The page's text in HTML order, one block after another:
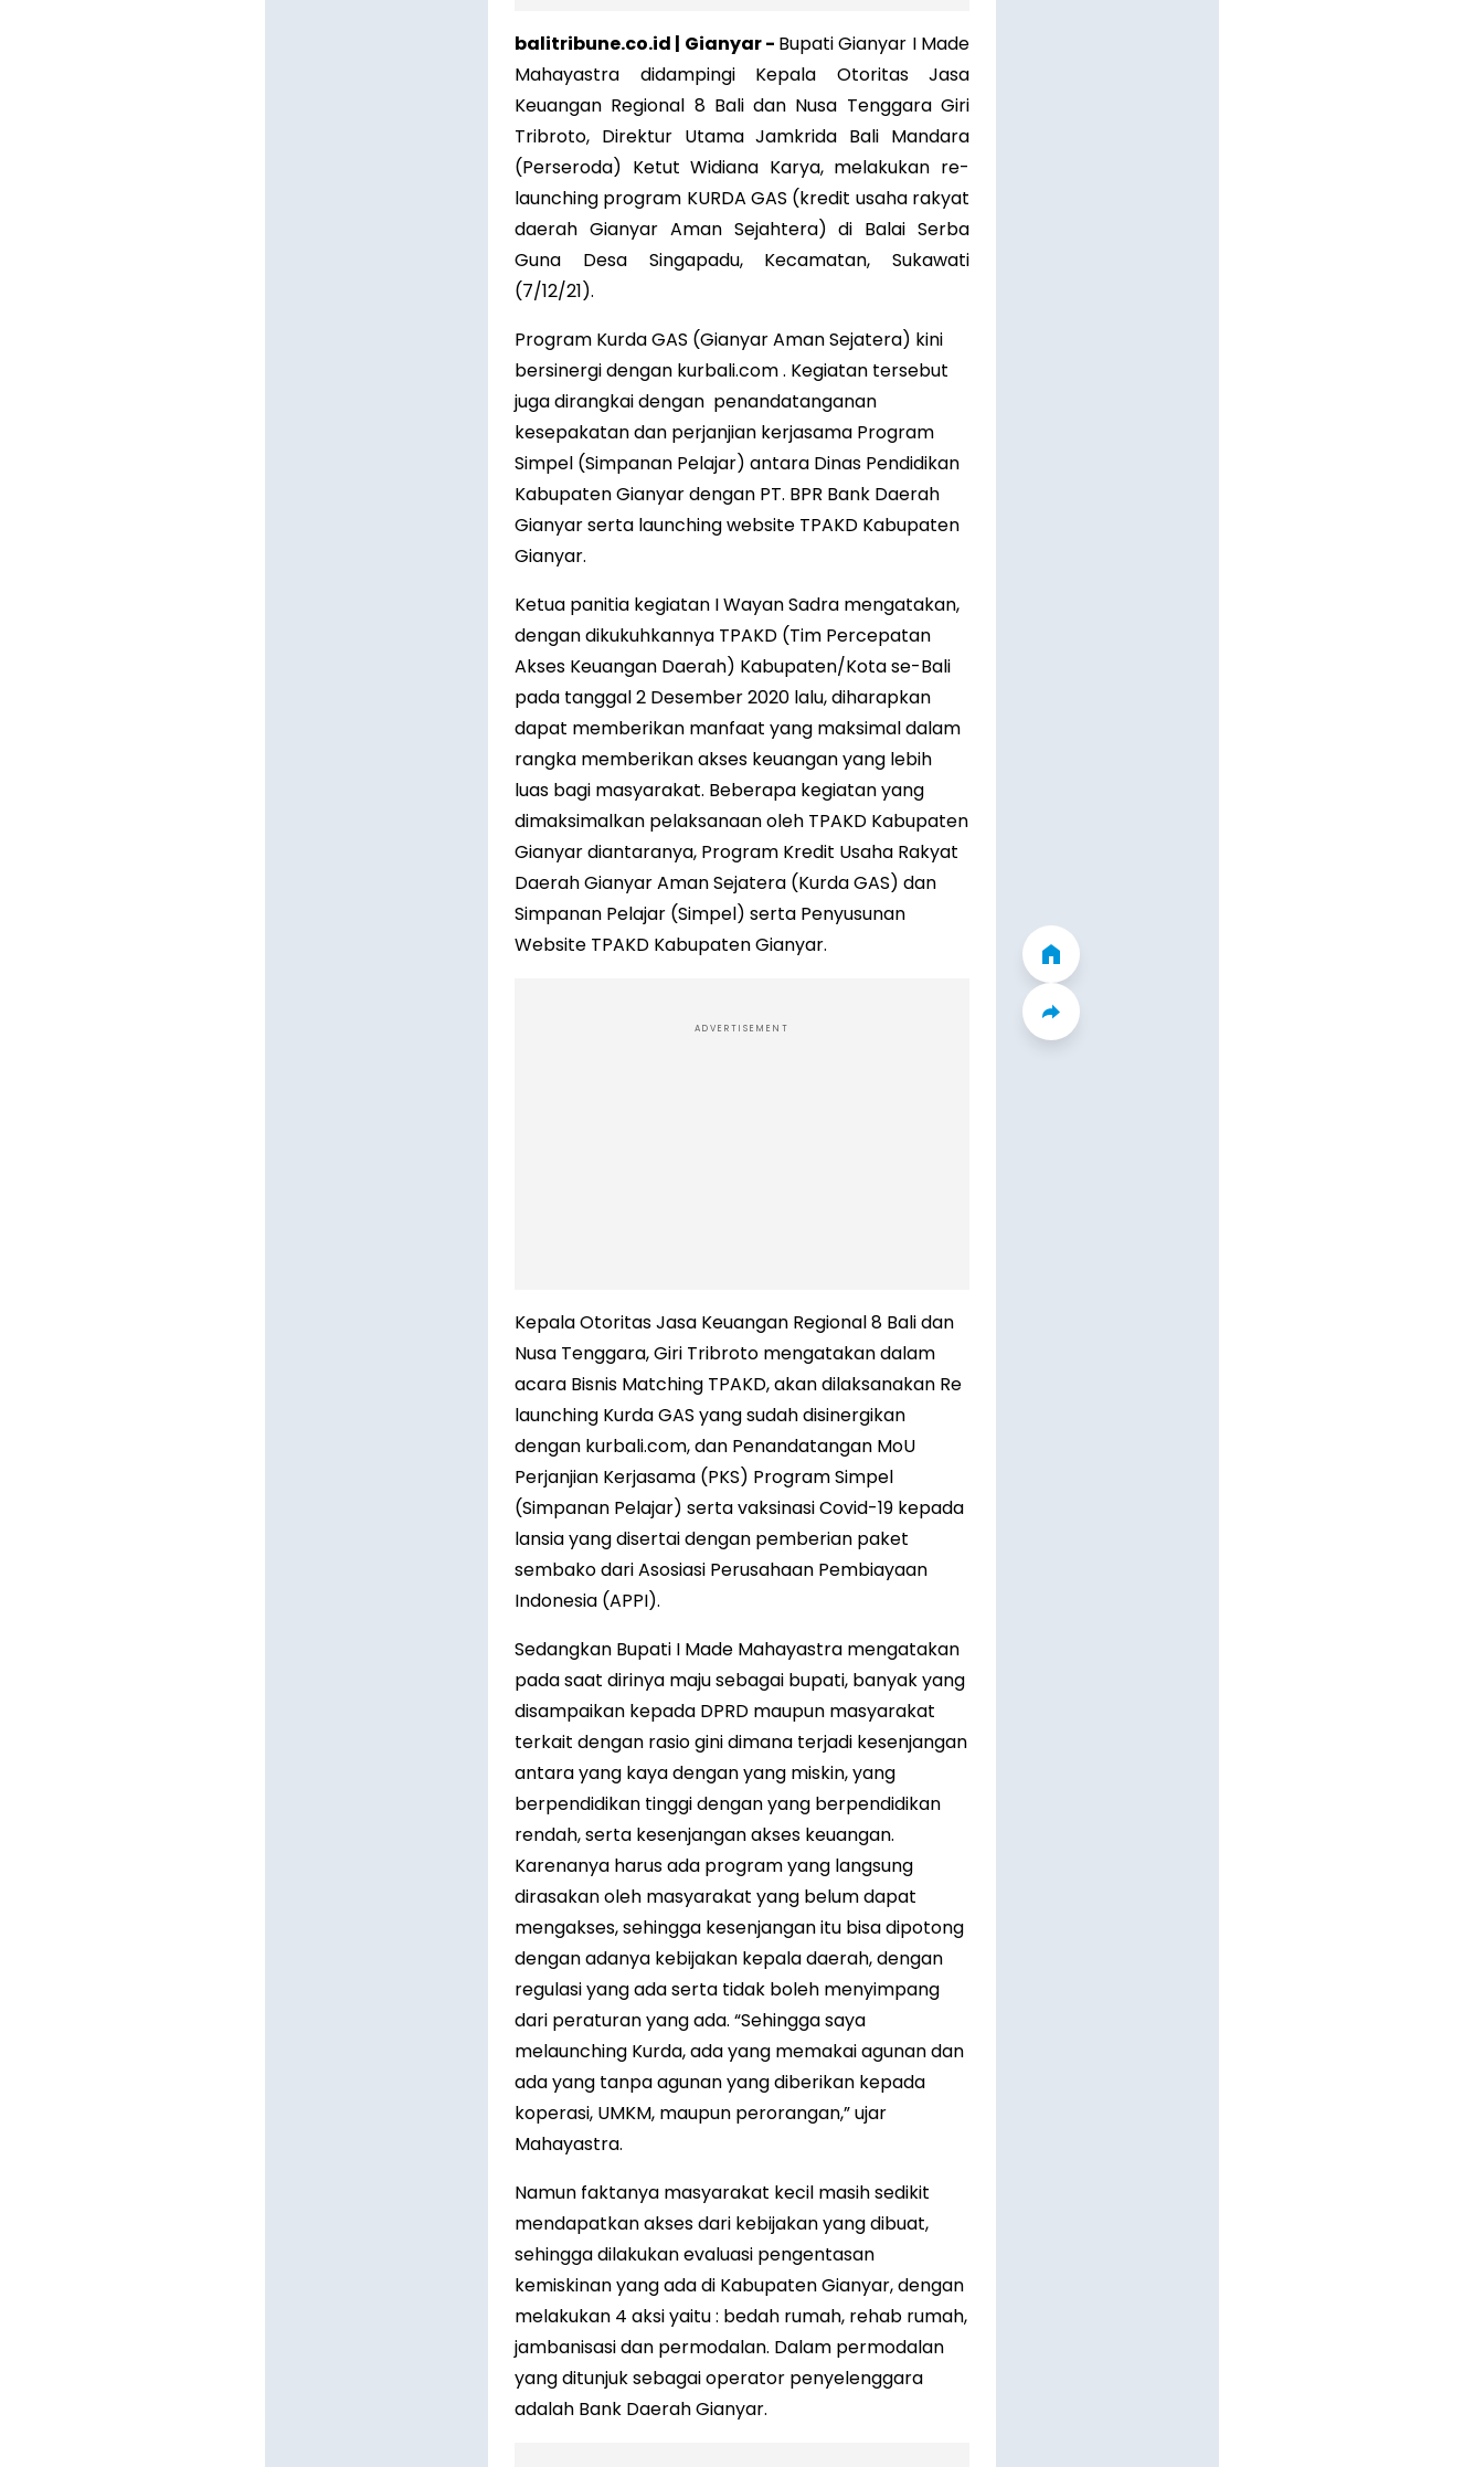
balitribune.co.id | Gianyar- Bupati Gianyar I Made
Mahayastra didampingi Kepala Otoritas Jasa
Keuangan Regional 8 Bali dan Nusa Tenggara Giri
Tribroto, Direktur Utama Jamkrida Bali Mandara
(Perseroda) Ketut Widiana Karya, melakukan re-
launching program KURDA GAS (kredit usaha rakyat
daerah Gianyar Aman Sejahtera) di Balai Serba
Guna Desa Singapadu, Kecamatan, Sukawati
(7/12/21).
Program Kurda GAS (Gianyar Aman Sejatera) kini
bersinergi dengan kurbali.com . Kegiatan tersebut
juga dirangkai dengan penandatanganan
kesepakatan dan perjanjian kerjasama Program
Simpel (Simpanan Pelajar) antara Dinas Pendidikan
Kabupaten Gianyar dengan PT. BPR Bank Daerah
Gianyar serta launching website TPAKD Kabupaten
Gianyar.
Ketua panitia kegiatan I Wayan Sadra mengatakan,
dengan dikukuhkannya TPAKD (Tim Percepatan
Akses Keuangan Daerah) Kabupaten/Kota se-Bali
pada tanggal 2 Desember 2020 lalu, diharapkan
dapat memberikan manfaat yang maksimal dalam
rangka memberikan akses keuangan yang lebih
luas bagi masyarakat. Beberapa kegiatan yang
dimaksimalkan pelaksanaan oleh TPAKD Kabupaten
Gianyar diantaranya, Program Kredit Usaha Rakyat
Daerah Gianyar Aman Sejatera (Kurda GAS) dan
Simpanan Pelajar (Simpel) serta Penyusunan
Website TPAKD Kabupaten Gianyar.
ADVERTISEMENT
Kepala Otoritas Jasa Keuangan Regional 8 Bali dan
Nusa Tenggara, Giri Tribroto mengatakan dalam
acara Bisnis Matching TPAKD, akan dilaksanakan Re
launching Kurda GAS yang sudah disinergikan
dengan kurbali.com, dan Penandatangan MoU
Perjanjian Kerjasama (PKS) Program Simpel
(Simpanan Pelajar) serta vaksinasi Covid-19 kepada
lansia yang disertai dengan pemberian paket
sembako dari Asosiasi Perusahaan Pembiayaan
Indonesia (APPI).
Sedangkan Bupati I Made Mahayastra mengatakan
pada saat dirinya maju sebagai bupati, banyak yang
disampaikan kepada DPRD maupun masyarakat
terkait dengan rasio gini dimana terjadi kesenjangan
antara yang kaya dengan yang miskin, yang
berpendidikan tinggi dengan yang berpendidikan
rendah, serta kesenjangan akses keuangan.
Karenanya harus ada program yang langsung
dirasakan oleh masyarakat yang belum dapat
mengakses, sehingga kesenjangan itu bisa dipotong
dengan adanya kebijakan kepala daerah, dengan
regulasi yang ada serta tidak boleh menyimpang
dari peraturan yang ada. “Sehingga saya
melaunching Kurda, ada yang memakai agunan dan
ada yang tanpa agunan yang diberikan kepada
koperasi, UMKM, maupun perorangan,” ujar
Mahayastra.
Namun faktanya masyarakat kecil masih sedikit
mendapatkan akses dari kebijakan yang dibuat,
sehingga dilakukan evaluasi pengentasan
kemiskinan yang ada di Kabupaten Gianyar, dengan
melakukan 4 aksi yaitu : bedah rumah, rehab rumah,
jambanisasi dan permodalan. Dalam permodalan
yang ditunjuk sebagai operator penyelenggara
adalah Bank Daerah Gianyar.